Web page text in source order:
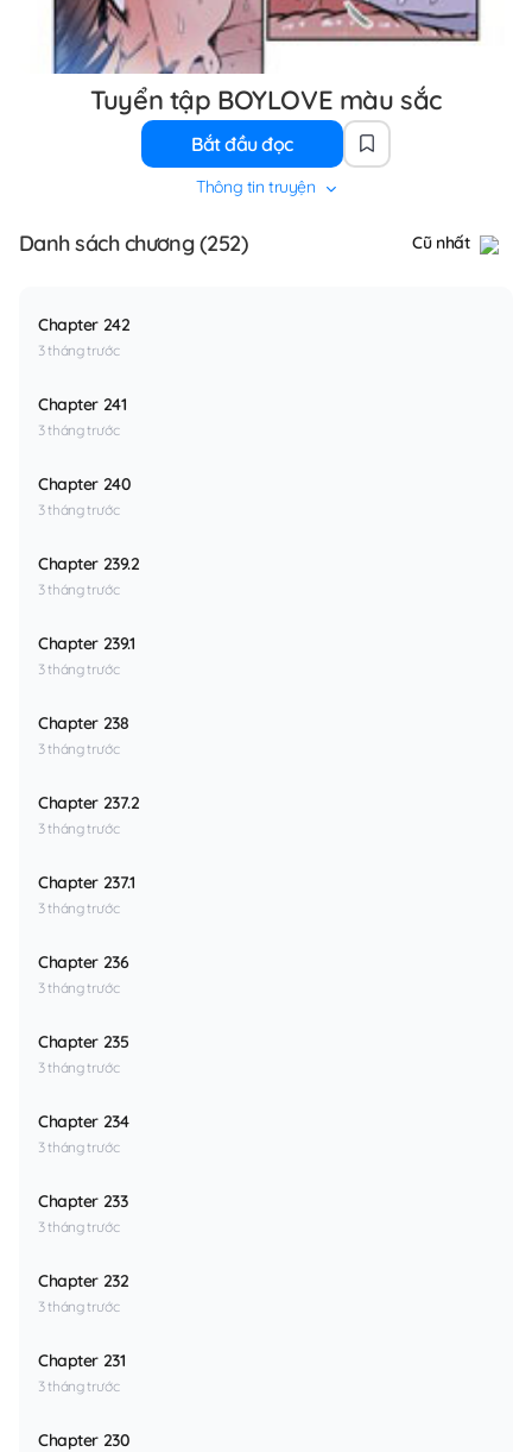
Tuyển tập BOYLOVE màu sắc
Bắt đầu đọc
Thông tin truyện
Danh sách chương (252) Cũ nhất
Chapter 242
3 tháng trước
Chapter 241
3 tháng trước
Chapter 240
3 tháng trước
Chapter 239.2
3 tháng trước
Chapter 239.1
3 tháng trước
Chapter 238
3 tháng trước
Chapter 237.2
3 tháng trước
Chapter 237.1
3 tháng trước
Chapter 236
3 tháng trước
Chapter 235
3 tháng trước
Chapter 234
3 tháng trước
Chapter 233
3 tháng trước
Chapter 232
3 tháng trước
Chapter 231
3 tháng trước
Chapter 230